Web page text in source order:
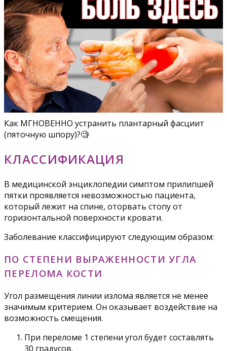
Как МГНОВЕННО устранить плантарный фасциит
(пяточную шпору)?🧐
КЛАССИФИКАЦИЯ
В медицинской энциклопедии симптом прилипшей
пятки проявляется невозможностью пациента,
который лежит на спине, оторвать стопу от
горизонтальной поверхности кровати.
Заболевание классифицируют следующим образом:
ПО СТЕПЕНИ ВЫРАЖЕННОСТИ УГЛА
ПЕРЕЛОМА КОСТИ
Угол размещения линии излома является не менее
значимым критерием. Он оказывает воздействие на
возможность смещения.
При переломе 1 степени угол будет составлять
30 градусов.